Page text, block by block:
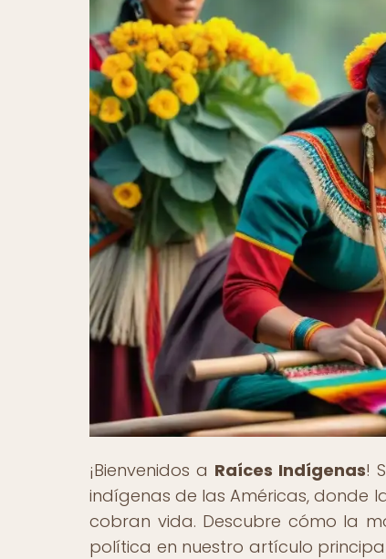
¡Bienvenidos a Raíces Indígenas!
indígenas de las Américas, donde
cobran vida. Descubre cómo la
política en nuestro artículo